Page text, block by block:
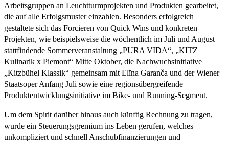
Arbeitsgruppen an Leuchtturmprojekten und Produkten gearbeitet,
die auf alle Erfolgsmuster einzahlen. Besonders erfolgreich
gestaltete sich das Forcieren von Quick Wins und konkreten
Projekten, wie beispielsweise die wöchentlich im Juli und August
stattfindende Sommerveranstaltung „PURA VIDA“, „KITZ
Kulinarik x Piemont“ Mitte Oktober, die Nachwuchsinitiative
„Kitzbühel Klassik“ gemeinsam mit Elīna Garanča und der Wiener
Staatsoper Anfang Juli sowie eine regionsübergreifende
Produktentwicklungsinitiative im Bike- und Running-Segment.
Um dem Spirit darüber hinaus auch künftig Rechnung zu tragen,
wurde ein Steuerungsgremium ins Leben gerufen, welches
unkompliziert und schnell Anschubfinanzierungen und